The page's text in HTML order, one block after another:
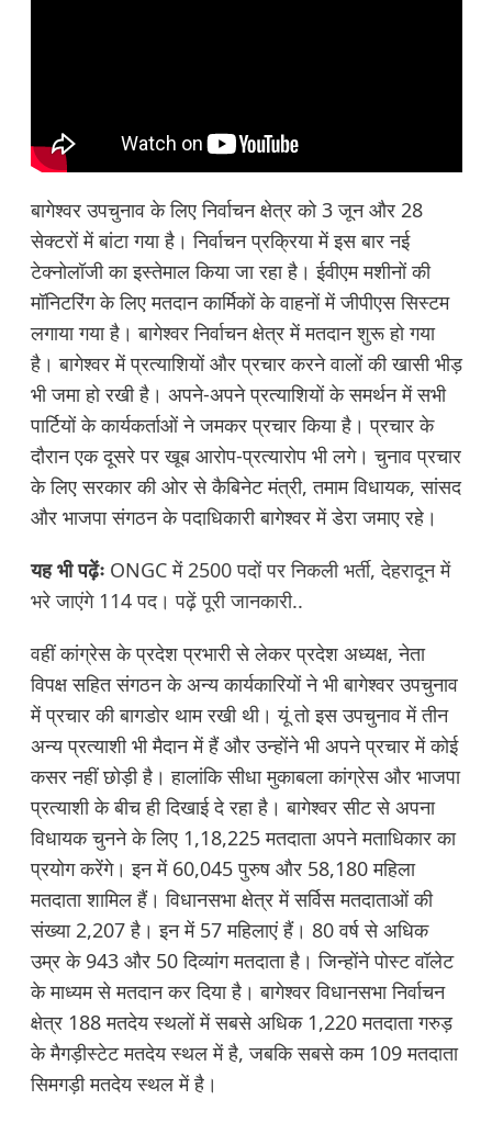
बागेश्वर उपचुनाव के लिए निर्वाचन क्षेत्र को 3 जून और 28
सेक्टरों में बांटा गया है। निर्वाचन प्रक्रिया में इस बार नई
टेक्नोलॉजी का इस्तेमाल किया जा रहा है। ईवीएम मशीनों की
मॉनिटरिंग के लिए मतदान कार्मिकों के वाहनों में जीपीएस सिस्टम
लगाया गया है। बागेश्वर निर्वाचन क्षेत्र में मतदान शुरू हो गया
है। बागेश्वर में प्रत्याशियों और प्रचार करने वालों की खासी भीड़
भी जमा हो रखी है। अपने-अपने प्रत्याशियों के समर्थन में सभी
पार्टियों के कार्यकर्ताओं ने जमकर प्रचार किया है। प्रचार के
दौरान एक दूसरे पर खूब आरोप-प्रत्यारोप भी लगे। चुनाव प्रचार
के लिए सरकार की ओर से कैबिनेट मंत्री, तमाम विधायक, सांसद
और भाजपा संगठन के पदाधिकारी बागेश्वर में डेरा जमाए रहे।
यह भी पढ़ेंः ONGC में 2500 पदों पर निकली भर्ती, देहरादून में
भरे जाएंगे 114 पद। पढ़ें पूरी जानकारी..
वहीं कांग्रेस के प्रदेश प्रभारी से लेकर प्रदेश अध्यक्ष, नेता
विपक्ष सहित संगठन के अन्य कार्यकारियों ने भी बागेश्वर उपचुनाव
में प्रचार की बागडोर थाम रखी थी। यूं तो इस उपचुनाव में तीन
अन्य प्रत्याशी भी मैदान में हैं और उन्होंने भी अपने प्रचार में कोई
कसर नहीं छोड़ी है। हालांकि सीधा मुकाबला कांग्रेस और भाजपा
प्रत्याशी के बीच ही दिखाई दे रहा है। बागेश्वर सीट से अपना
विधायक चुनने के लिए 1,18,225 मतदाता अपने मताधिकार का
प्रयोग करेंगे। इन में 60,045 पुरुष और 58,180 महिला
मतदाता शामिल हैं। विधानसभा क्षेत्र में सर्विस मतदाताओं की
संख्या 2,207 है। इन में 57 महिलाएं हैं। 80 वर्ष से अधिक
उम्र के 943 और 50 दिव्यांग मतदाता है। जिन्होंने पोस्ट वॉलेट
के माध्यम से मतदान कर दिया है। बागेश्वर विधानसभा निर्वाचन
क्षेत्र 188 मतदेय स्थलों में सबसे अधिक 1,220 मतदाता गरुड़
के मैगड़ीस्टेट मतदेय स्थल में है, जबकि सबसे कम 109 मतदाता
सिमगड़ी मतदेय स्थल में है।